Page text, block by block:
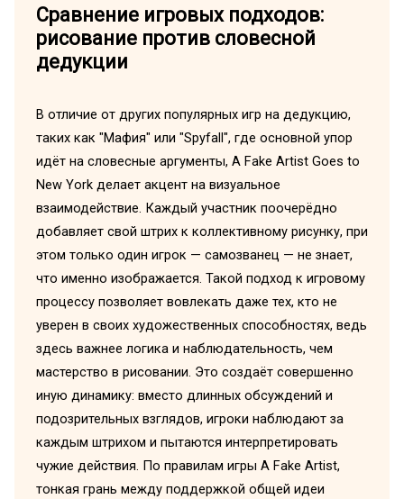
Сравнение игровых подходов:
рисование против словесной
дедукции
В отличие от других популярных игр на дедукцию,
таких как "Мафия" или "Spyfall", где основной упор
идёт на словесные аргументы, A Fake Artist Goes to
New York делает акцент на визуальное
взаимодействие. Каждый участник поочерёдно
добавляет свой штрих к коллективному рисунку, при
этом только один игрок — самозванец — не знает,
что именно изображается. Такой подход к игровому
процессу позволяет вовлекать даже тех, кто не
уверен в своих художественных способностях, ведь
здесь важнее логика и наблюдательность, чем
мастерство в рисовании. Это создаёт совершенно
иную динамику: вместо длинных обсуждений и
подозрительных взглядов, игроки наблюдают за
каждым штрихом и пытаются интерпретировать
чужие действия. По правилам игры A Fake Artist,
тонкая грань между поддержкой общей идеи